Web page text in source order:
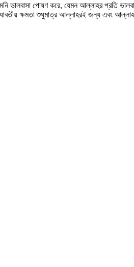
পোষণ করে, যেমন আল্লাহর প্রতি
ক্ষমতা শুধুমাত্র আল্লাহরই জন্য এবং